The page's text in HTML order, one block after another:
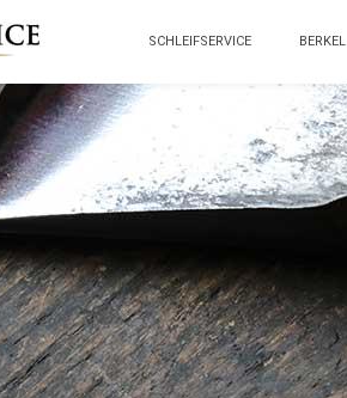
SCHLEIFSERVICE BERKEL